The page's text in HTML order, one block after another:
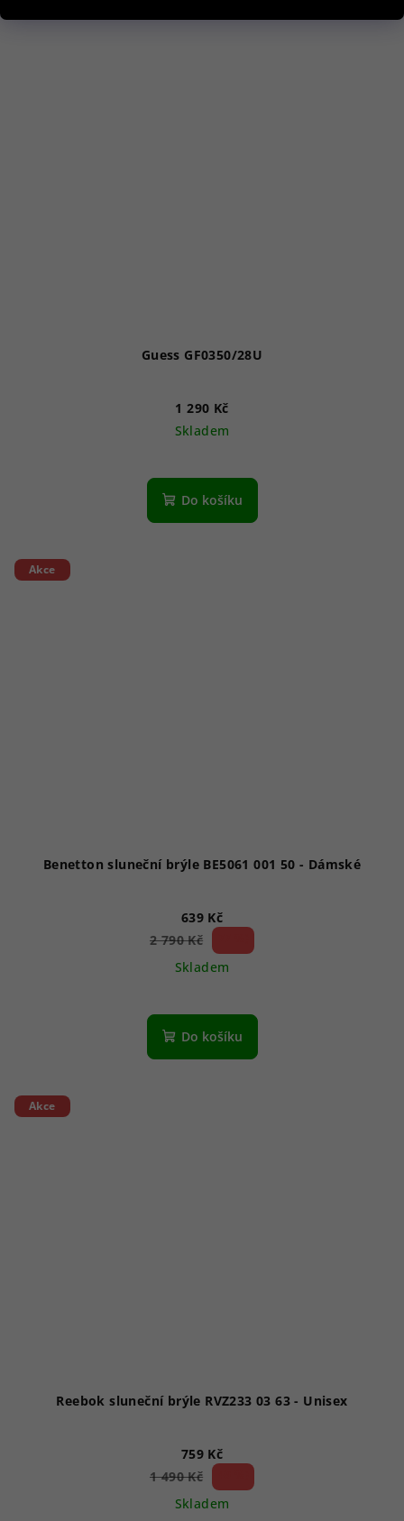
Guess GF0350/28U
1 290 Kč
Skladem
Do košíku
Akce
Benetton sluneční brýle BE5061 001 50 - Dámské
639 Kč
2 790 Kč
Skladem
Do košíku
Akce
Reebok sluneční brýle RVZ233 03 63 - Unisex
759 Kč
1 490 Kč
Skladem